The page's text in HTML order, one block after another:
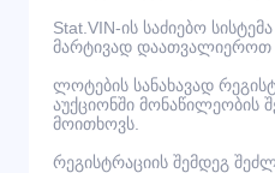
Stat.VIN-ის საძიებო
მარტივად დაათვალიეროთ
ლოტების სანახავად
აუქციონში მონაწილეობის
მოითხოვს.
რეგისტრაციის შემდეგ